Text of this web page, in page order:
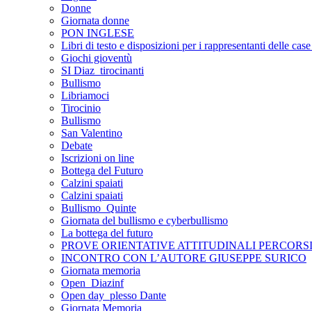
Donne
Giornata donne
PON INGLESE
Libri di testo e disposizioni per i rappresentanti delle
Giochi gioventù
SI Diaz_tirocinanti
Bullismo
Libriamoci
Tirocinio
Bullismo
San Valentino
Debate
Iscrizioni on line
Bottega del Futuro
Calzini spaiati
Calzini spaiati
Bullismo_Quinte
Giornata del bullismo e cyberbullismo
La bottega del futuro
PROVE ORIENTATIVE ATTITUDINALI
INCONTRO CON L’AUTORE GIUSEPPE SURICO
Giornata memoria
Open_Diazinf
Open day_plesso Dante
Giornata Memoria